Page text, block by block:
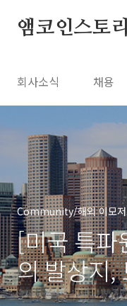
앰코인스토리
회사소식 채용
Community/해외 이모
[미국 특파
의 발상지,